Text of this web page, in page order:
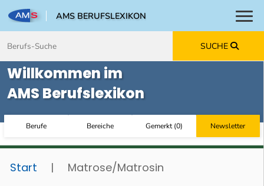
AMS BERUFSLEXIKON
SUCHE
Willkommen im
AMS Berufslexikon
Berufe Bereiche Gemerkt(0) Newsletter
Start | Matrose/Matrosin